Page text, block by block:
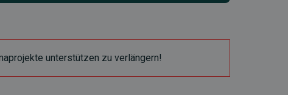
unterstützen zu verlängern!